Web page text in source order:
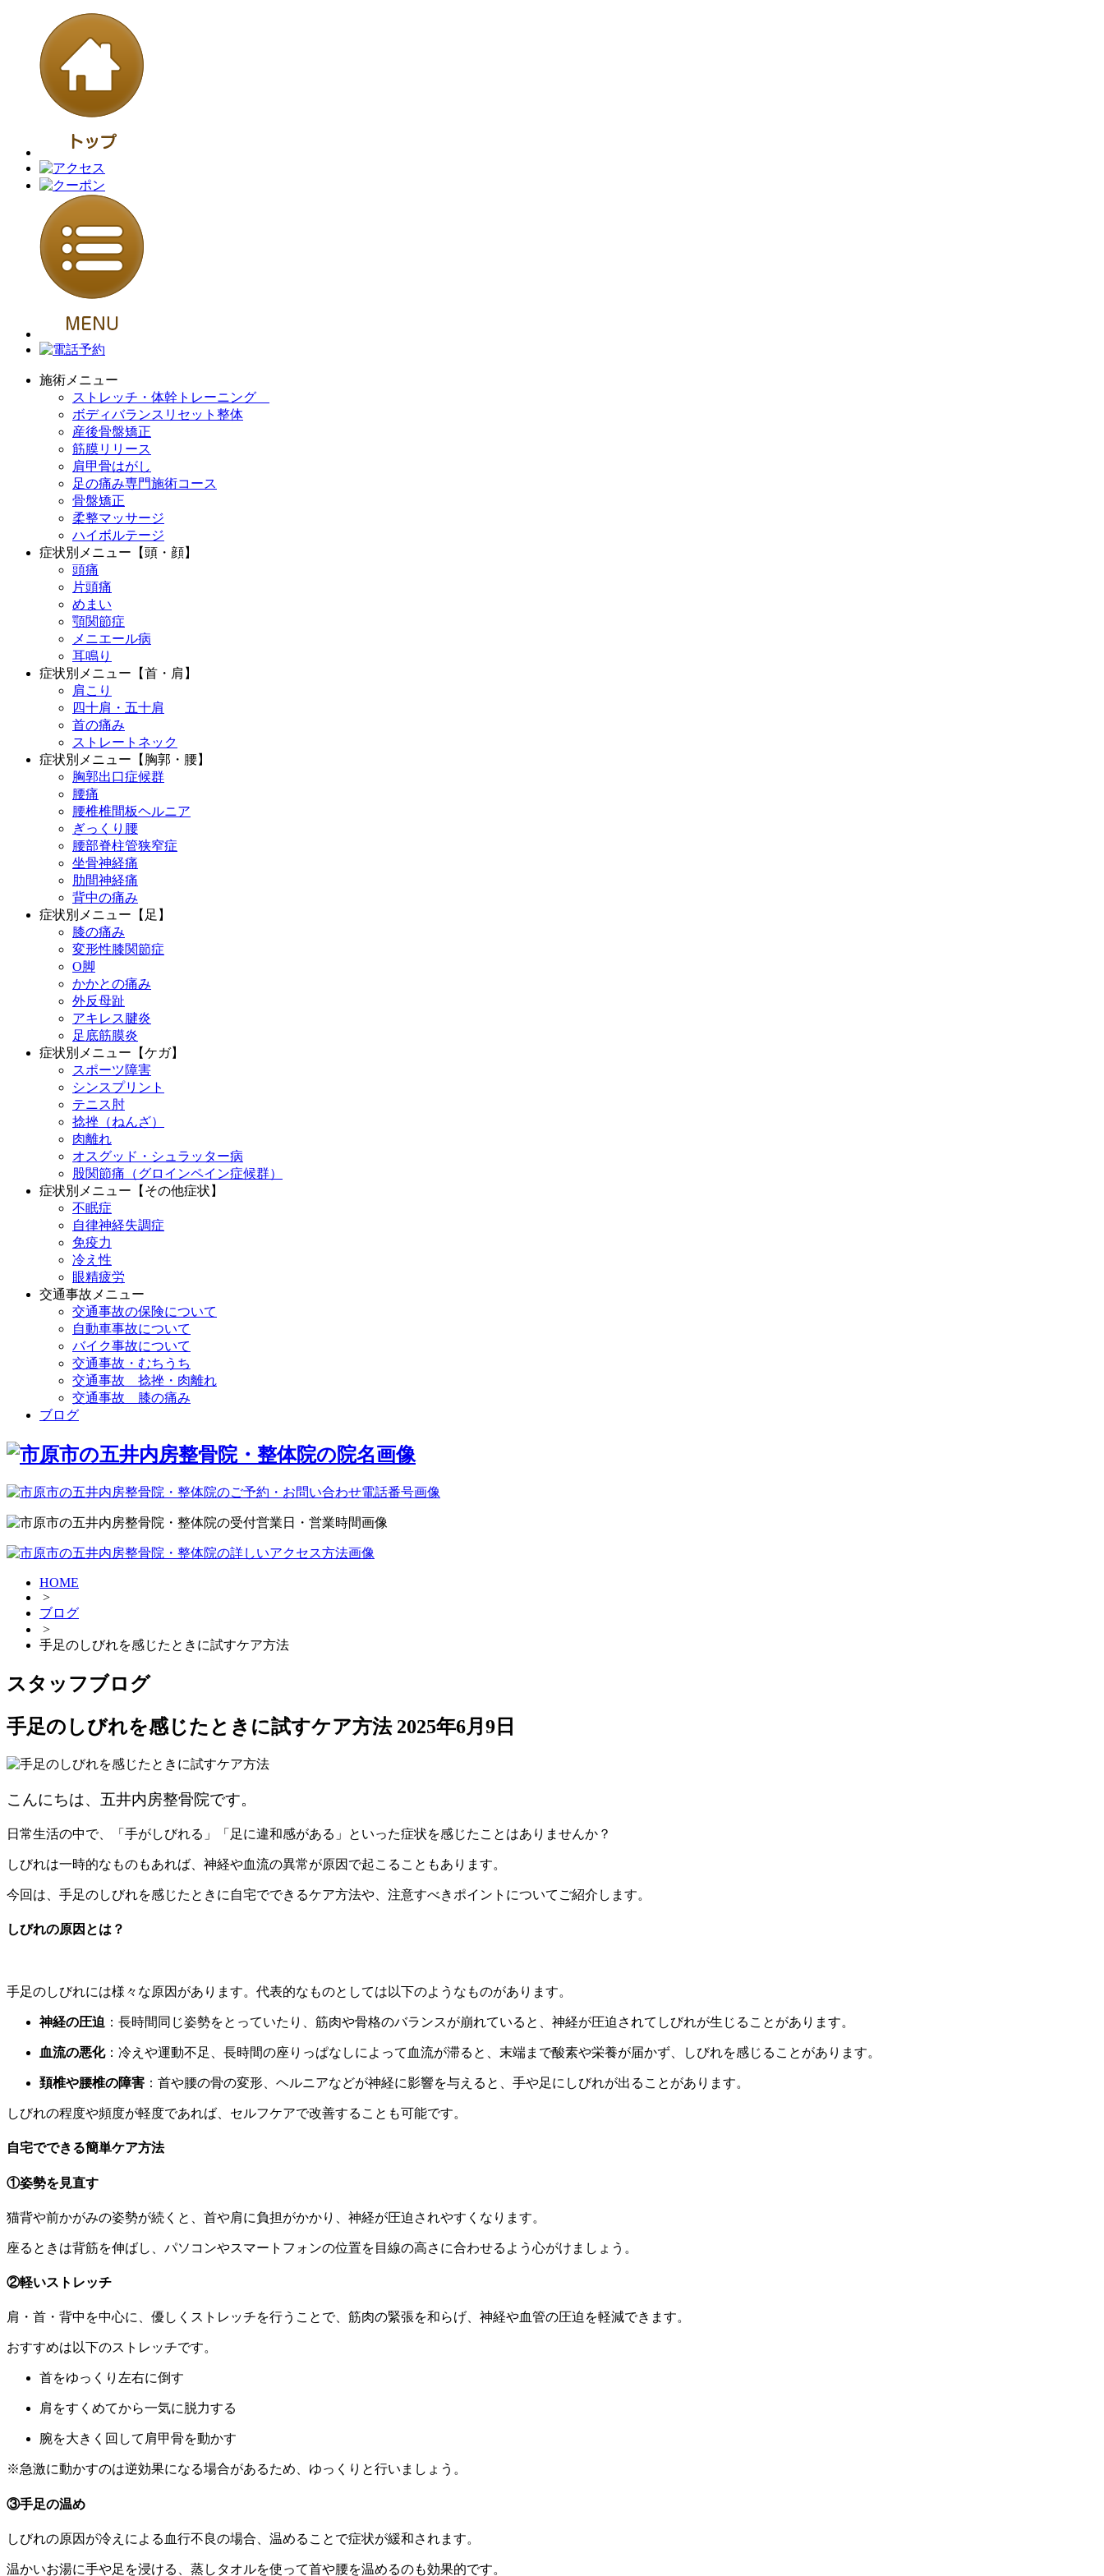
施術メニュー
ストレッチ・体幹トレーニング
ボディバランスリセット整体
産後骨盤矯正
筋膜リリース
肩甲骨はがし
足の痛み専門施術コース
骨盤矯正
柔整マッサージ
ハイボルテージ
症状別メニュー【頭・顔】
頭痛
片頭痛
めまい
顎関節症
メニエール病
耳鳴り
症状別メニュー【首・肩】
肩こり
四十肩・五十肩
首の痛み
ストレートネック
症状別メニュー【胸郭・腰】
胸郭出口症候群
腰痛
腰椎椎間板ヘルニア
ぎっくり腰
腰部脊柱管狭窄症
坐骨神経痛
肋間神経痛
背中の痛み
症状別メニュー【足】
膝の痛み
変形性膝関節症
O脚
かかとの痛み
外反母趾
アキレス腱炎
足底筋膜炎
症状別メニュー【ケガ】
スポーツ障害
シンスプリント
テニス肘
捻挫（ねんざ）
肉離れ
オスグッド・シュラッター病
股関節痛（グロインペイン症候群）
症状別メニュー【その他症状】
不眠症
自律神経失調症
免疫力
冷え性
眼精疲労
交通事故メニュー
交通事故の保険について
自動車事故について
バイク事故について
交通事故・むちうち
交通事故 捻挫・肉離れ
交通事故 膝の痛み
ブログ
HOME
>
ブログ
>
手足のしびれを感じたときに試すケア方法
スタッフブログ
手足のしびれを感じたときに試すケア方法 2025年6月9日
こんにちは、五井内房整骨院です。
日常生活の中で、「手がしびれる」「足に違和感がある」といった症状を感じたことはありませんか？
しびれは一時的なものもあれば、神経や血流の異常が原因で起こることもあります。
今回は、手足のしびれを感じたときに自宅でできるケア方法や、注意すべきポイントについてご紹介します。
しびれの原因とは？
手足のしびれには様々な原因があります。代表的なものとしては以下のようなものがあります。
神経の圧迫 ：長時間同じ姿勢をとっていたり、筋肉や骨格のバランスが崩れていると、神経が圧迫されてしびれが生じることがあります。
血流の悪化：冷えや運動不足、長時間の座りっぱなしによって血流が滞ると、末端まで酸素や栄養が届かず、しびれを感じることがあります。
頚椎や腰椎の障害 ：首や腰の骨の変形、ヘルニアなどが神経に影響を与えると、手や足にしびれが出ることがあります。
しびれの程度や頻度が軽度であれば、セルフケアで改善することも可能です。
自宅でできる簡単ケア方法
①姿勢を見直す
猫背や前かがみの姿勢が続くと、首や肩に負担がかかり、神経が圧迫されやすくなります。
座るときは背筋を伸ばし、パソコンやスマートフォンの位置を目線の高さに合わせるよう心がけましょう。
②軽いストレッチ
肩・首・背中を中心に、優しくストレッチを行うことで、筋肉の緊張を和らげ、神経や血管の圧迫を軽減できます。
おすすめは以下のストレッチです。
首をゆっくり左右に倒す
肩をすくめてから一気に脱力する
腕を大きく回して肩甲骨を動かす
※急激に動かすのは逆効果になる場合があるため、ゆっくりと行いましょう。
③手足の温め
しびれの原因が冷えによる血行不良の場合、温めることで症状が緩和されます。
温かいお湯に手や足を浸ける、蒸しタオルを使って首や腰を温めるのも効果的です。